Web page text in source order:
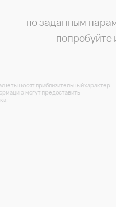
по заданным
попробуйте
носят приблизительный характер.
могут предоставить